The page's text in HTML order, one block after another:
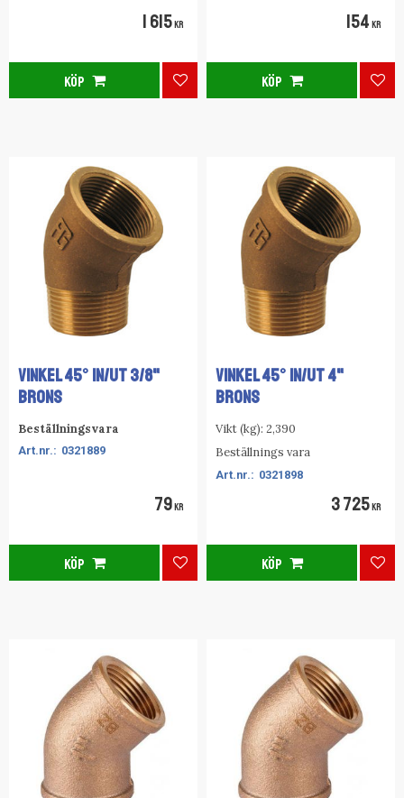
1 615KR
Lägg till i favoriter
KÖP
154 KR
KÖP
VINKEL 45° IN/UT 3/8"
BRONS
Beställningsvara
0321889
79KR
Lägg till i favoriter
KÖP
VINKEL 45° IN/UT 4"
BRONS
Vikt (kg): 2,390
Beställnings vara
0321898
3 725KR
KÖP